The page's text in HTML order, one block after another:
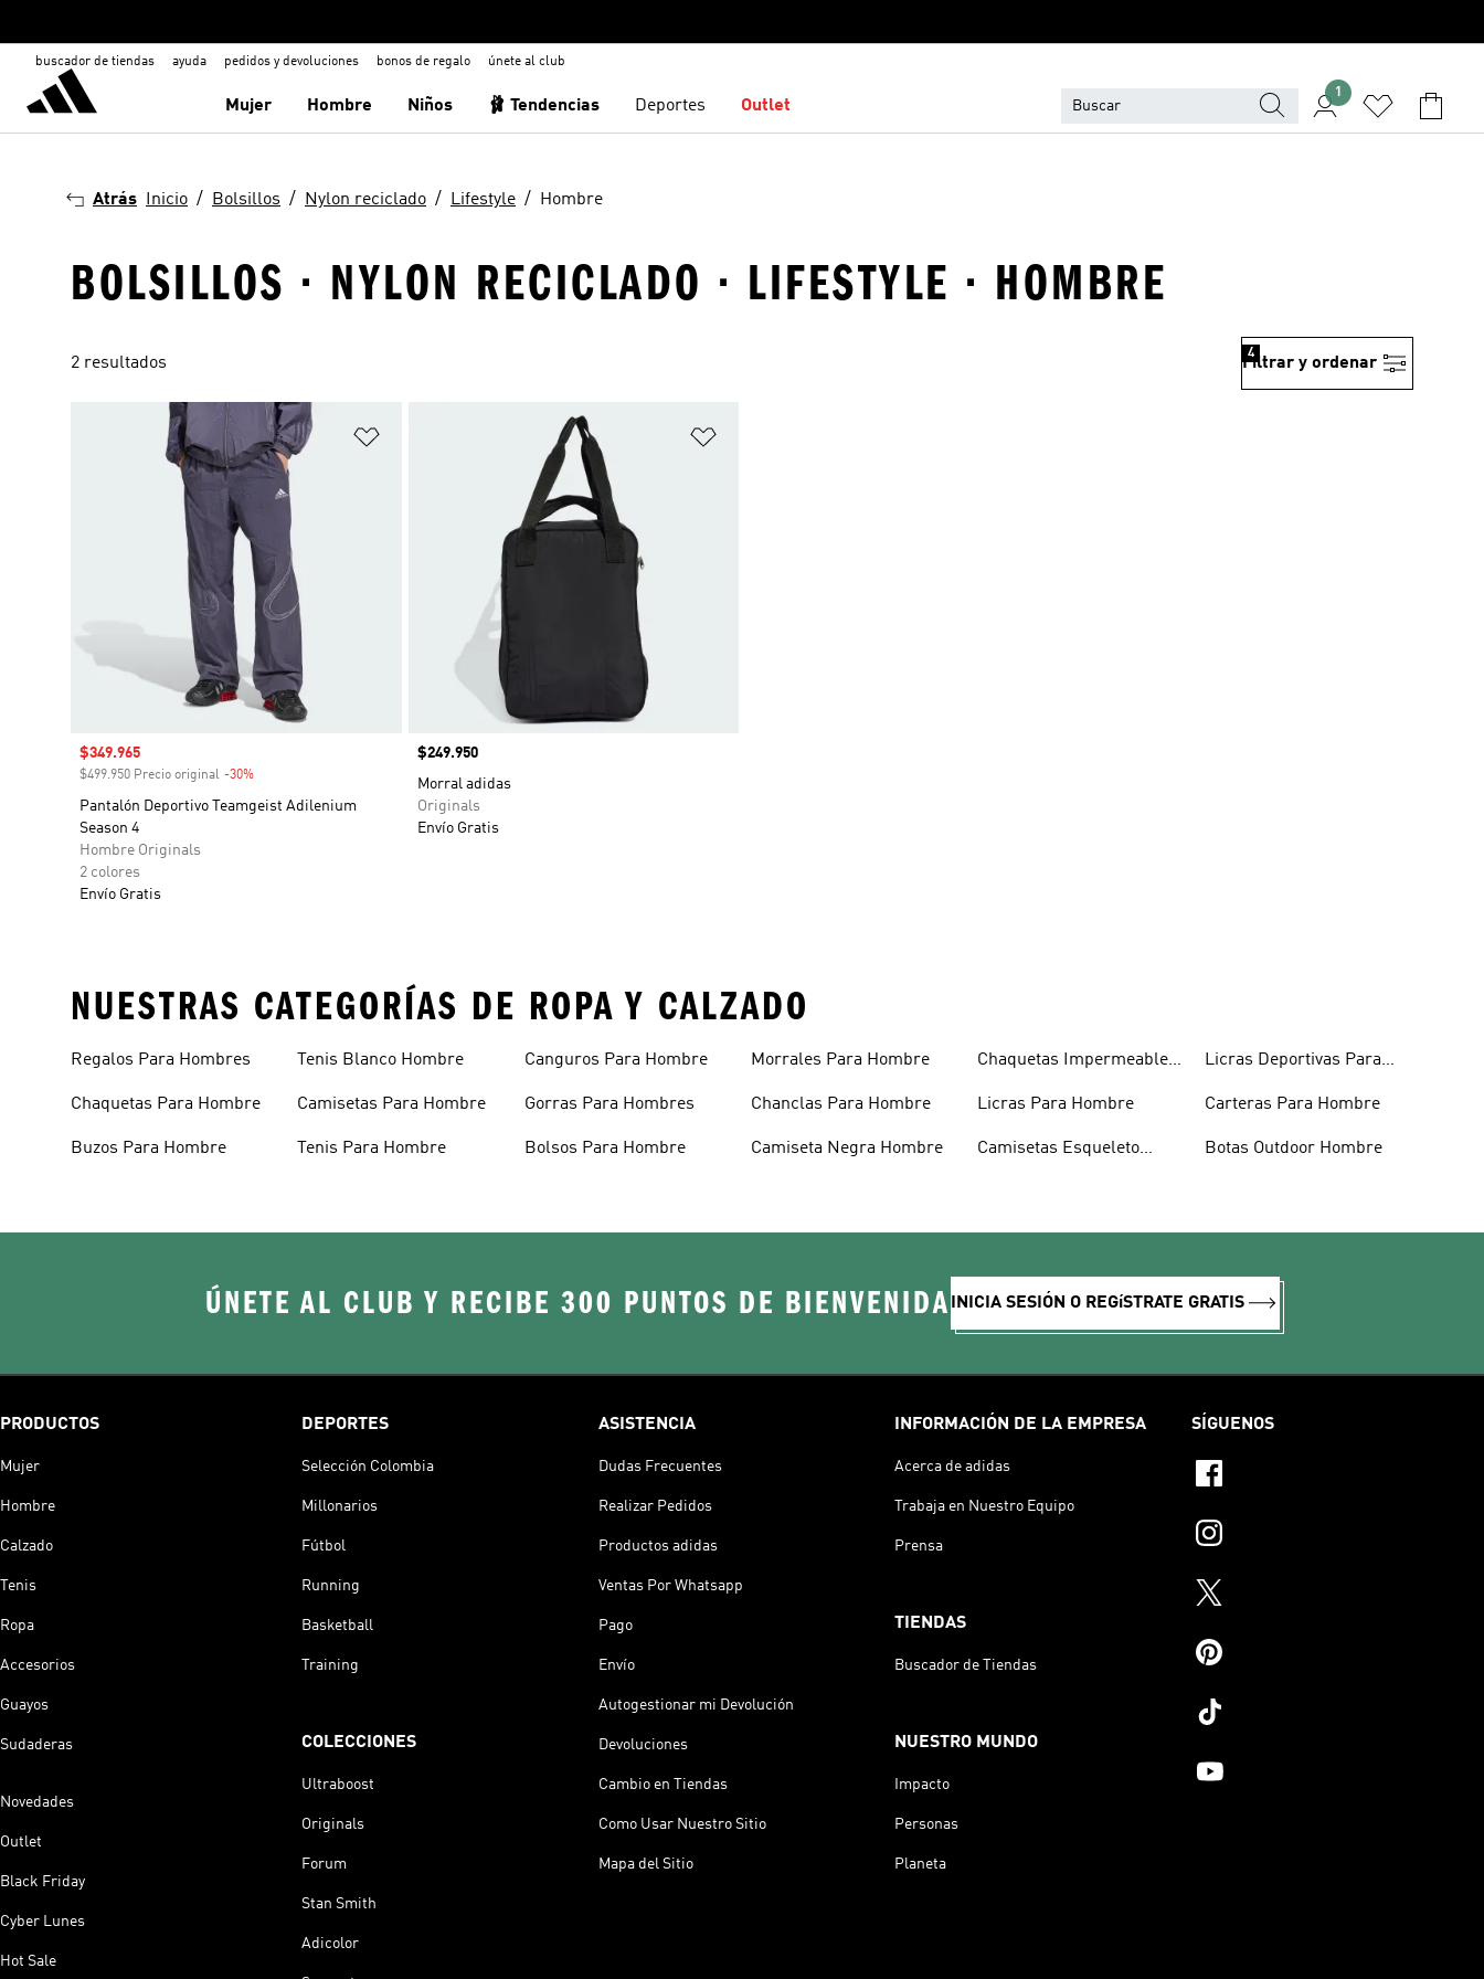
buscador de tiendas ayuda pedidos y devoluciones bonos de regalo únete al club
Mujer Hombre Niños 🩰 Tendencias Deportes Outlet
1
Atrás Inicio Bolsillos Nylon reciclado Lifestyle Hombre
BOLSILLOS · NYLON RECICLADO · LIFESTYLE · HOMBRE
2 resultados Filtrar y ordenar
4
Añadir a la lista de deseos
Precio de venta
$349.965
$499.950 Precio original -30%
Pantalón Deportivo Teamgeist Adilenium
Season 4
Hombre Originals
2 colores
Envío Gratis
Precio
$249.950
Morral adidas
Originals
Envío Gratis
NUESTRAS CATEGORÍAS DE ROPA Y CALZADO
Regalos Para Hombres
Chaquetas Para Hombre
Buzos Para Hombre
Tenis Blanco Hombre
Camisetas Para Hombre
Tenis Para Hombre
Canguros Para Hombre
Gorras Para Hombres
Bolsos Para Hombre
Morrales Para Hombre
Chanclas Para Hombre
Camiseta Negra Hombre
Chaquetas Impermeables
Licras Para Hombre
Camisetas Esqueleto
Licras Deportivas Para
Carteras Para Hombre
Botas Outdoor Hombre
ÚNETE AL CLUB Y RECIBE 300 PUNTOS DE BIENVENIDA INICIA SESIÓN O REGíSTRATE GRATIS
PRODUCTOS
Mujer
Hombre
Calzado
Tenis
Ropa
Accesorios
Guayos
Sudaderas
Novedades
Outlet
Black Friday
Cyber Lunes
Hot Sale
DEPORTES
Selección Colombia
Millonarios
Fútbol
Running
Basketball
Training
COLECCIONES
Ultraboost
Originals
Forum
Stan Smith
Adicolor
ASISTENCIA
Dudas Frecuentes
Realizar Pedidos
Productos adidas
Ventas Por Whatsapp
Pago
Envío
Autogestionar mi Devolución
Devoluciones
Cambio en Tiendas
Como Usar Nuestro Sitio
Mapa del Sitio
INFORMACIÓN DE LA EMPRESA
Acerca de adidas
Trabaja en Nuestro Equipo
Prensa
TIENDAS
Buscador de Tiendas
NUESTRO MUNDO
Impacto
Personas
Planeta
SÍGUENOS